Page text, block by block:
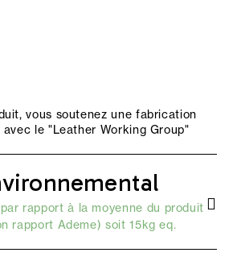
vous soutenez une fabrication
avec le "Leather Working Group"
rapport à la moyenne du produit
rapport Ademe) soit 15kg eq.